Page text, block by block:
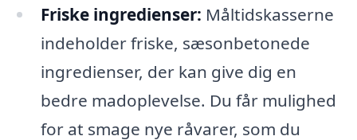
Friske ingredienser: Måltidskasserne
indeholder friske, sæsonbetonede
ingredienser, der kan give dig en
bedre madoplevelse. Du får mulighed
for at smage nye råvarer, som du